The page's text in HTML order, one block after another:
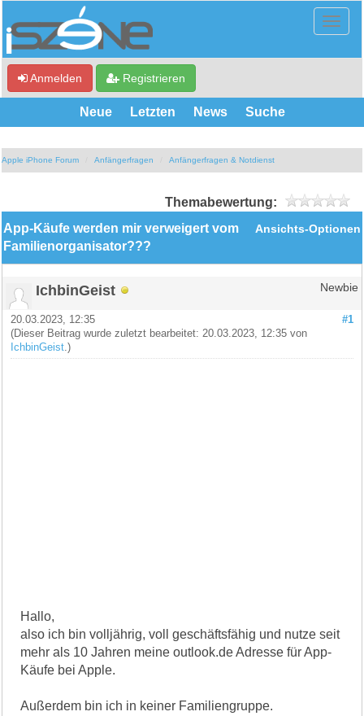
Anmelden Registrieren
Neue Letzten News Suche
Apple iPhone Forum Anfängerfragen Anfängerfragen & Notdienst
Themabewertung:
Ansichts-Optionen
App-Käufe werden mir verweigert vom
Familienorganisator???
IchbinGeist Newbie
#1
20.03.2023, 12:35
(Dieser Beitrag wurde zuletzt bearbeitet: 20.03.2023, 12:35 von
IchbinGeist .)
Hallo,
also ich bin volljährig, voll geschäftsfähig und nutze seit
mehr als 10 Jahren meine outlook.de Adresse für App-
Käufe bei Apple.
Außerdem bin ich in keiner Familiengruppe.